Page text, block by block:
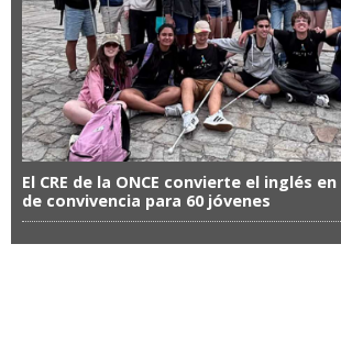
El CRE de la ONCE convierte el inglés
de convivencia para 60 jóvenes